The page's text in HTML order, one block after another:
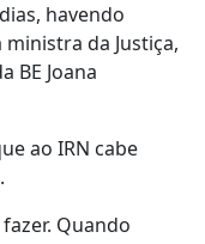
havendo
da Justiça,
BE Joana
ao IRN cabe
Quando